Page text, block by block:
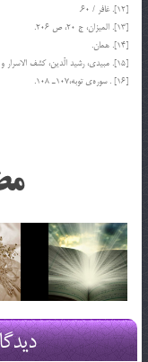
[12]. غافر / 60.
[13]. الميزان، ج 20، ص 206.
[14]. همان.
[15]. مبيدي، رشيد الّدين، كشف الاسرار و عدّة الابرار، به انضمام علي اصغر حكمت، تهران، 1339، ج 1، ص 256.
[16] . سوره‎ي توبه،107ـ 108.